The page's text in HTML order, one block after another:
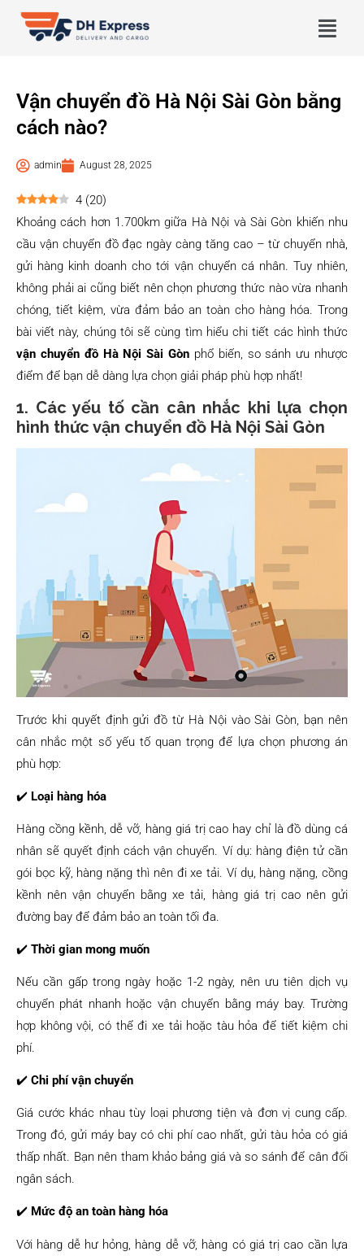
Vận chuyển đồ Hà Nội Sài Gòn bằng
cách nào?
admin August 28, 2025
4 (20)
Khoảng cách hơn 1.700km giữa Hà Nội và Sài Gòn khiến nhu
cầu vận chuyển đồ đạc ngày càng tăng cao – từ chuyển nhà,
gửi hàng kinh doanh cho tới vận chuyển cá nhân. Tuy nhiên,
không phải ai cũng biết nên chọn phương thức nào vừa nhanh
chóng, tiết kiệm, vừa đảm bảo an toàn cho hàng hóa. Trong
bài viết này, chúng tôi sẽ cùng tìm hiểu chi tiết các hình thức
vận chuyển đồ Hà Nội Sài Gòn phổ biến, so sánh ưu nhược
điểm để bạn dễ dàng lựa chọn giải pháp phù hợp nhất!
1. Các yếu tố cần cân nhắc khi lựa chọn
hình thức vận chuyển đồ Hà Nội Sài Gòn
Trước khi quyết định gửi đồ từ Hà Nội vào Sài Gòn, bạn nên
cân nhắc một số yếu tố quan trọng để lựa chọn phương án
phù hợp:
✔️ Loại hàng hóa
Hàng cồng kềnh, dễ vỡ, hàng giá trị cao hay chỉ là đồ dùng cá
nhân sẽ quyết định cách vận chuyển. Ví dụ: hàng điện tử cần
gói bọc kỹ, hàng nặng thì nên đi xe tải. Ví dụ, hàng nặng, cồng
kềnh nên vận chuyển bằng xe tải, hàng giá trị cao nên gửi
đường bay để đảm bảo an toàn tối đa.
✔️ Thời gian mong muốn
Nếu cần gấp trong ngày hoặc 1-2 ngày, nên ưu tiên dịch vụ
chuyển phát nhanh hoặc vận chuyển bằng máy bay. Trường
hợp không vội, có thể đi xe tải hoặc tàu hỏa để tiết kiệm chi
phí.
✔️ Chi phí vận chuyển
Giá cước khác nhau tùy loại phương tiện và đơn vị cung cấp.
Trong đó, gửi máy bay có chi phí cao nhất, gửi tàu hỏa có giá
thấp nhất. Bạn nên tham khảo bảng giá và so sánh để cân đối
ngân sách.
✔️ Mức độ an toàn hàng hóa
Với hàng dễ hư hỏng, hàng dễ vỡ, hàng có giá trị cao cần lựa